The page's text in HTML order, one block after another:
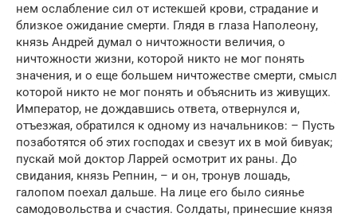
нем ослабление сил от истекшей крови, страдание и
близкое ожидание смерти. Глядя в глаза Наполеону,
князь Андрей думал о ничтожности величия, о
ничтожности жизни, которой никто не мог понять
значения, и о еще большем ничтожестве смерти, смысл
которой никто не мог понять и объяснить из живущих.
Император, не дождавшись ответа, отвернулся и,
отъезжая, обратился к одному из начальников: – Пусть
позаботятся об этих господах и свезут их в мой бивуак;
пускай мой доктор Ларрей осмотрит их раны. До
свидания, князь Репнин, – и он, тронув лошадь,
галопом поехал дальше. На лице его было сиянье
самодовольства и счастия. Солдаты, принесшие князя